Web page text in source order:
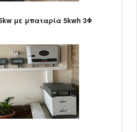
με μπαταρία 5kwh 3Φ